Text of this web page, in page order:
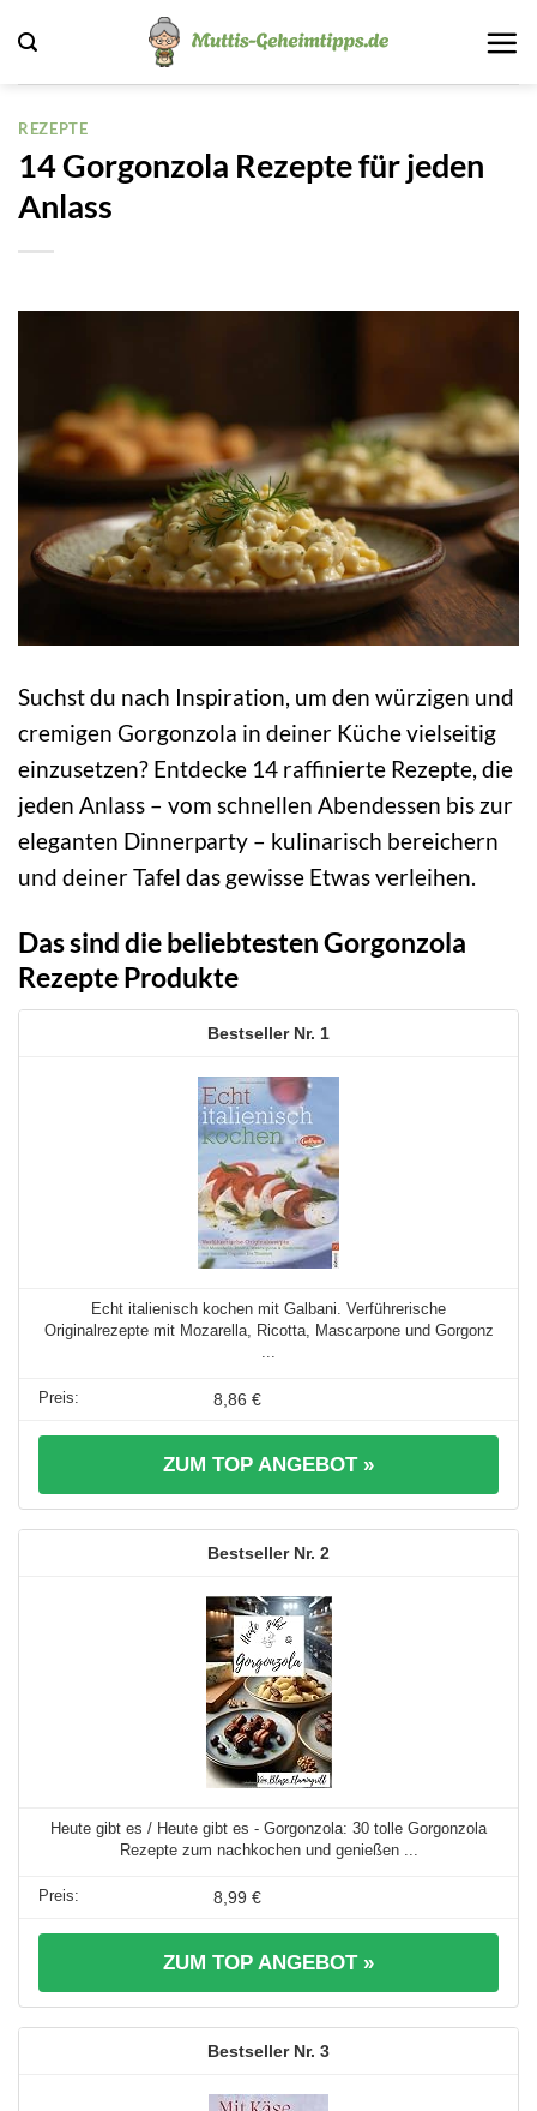
Inhalt
springen
REZEPTE
14 Gorgonzola Rezepte für jeden
Anlass
Suchst du nach Inspiration, um den würzigen und
cremigen Gorgonzola in deiner Küche vielseitig
einzusetzen? Entdecke 14 raffinierte Rezepte, die
jeden Anlass – vom schnellen Abendessen bis zur
eleganten Dinnerparty – kulinarisch bereichern
und deiner Tafel das gewisse Etwas verleihen.
Das sind die beliebtesten Gorgonzola
Rezepte Produkte
1
Echt italienisch kochen mit Galbani. Verführerische
Originalrezepte mit Mozarella, Ricotta, Mascarpone und Gorgonz
8,86 €
ZUM TOP ANGEBOT »
2
Heute gibt es / Heute gibt es - Gorgonzola: 30 tolle Gorgonzola
Rezepte zum nachkochen und genießen ...
8,99 €
ZUM TOP ANGEBOT »
3